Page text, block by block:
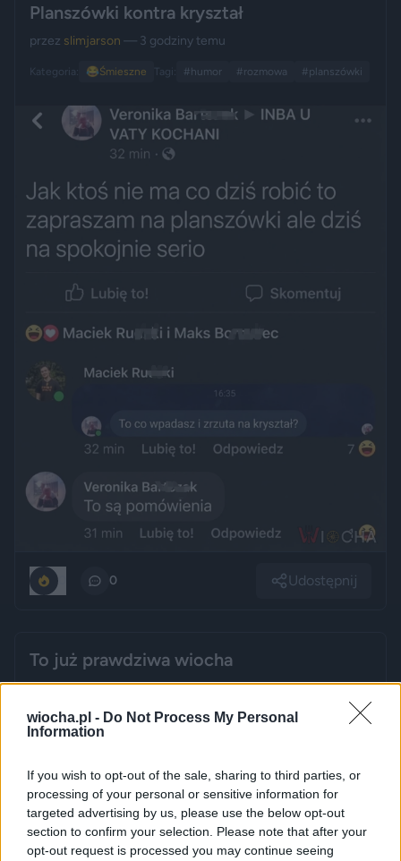
wiocha.pl - Do Not Process My Personal
Information
If you wish to opt-out of the sale, sharing to third parties, or
processing of your personal or sensitive information for
targeted advertising by us, please use the below opt-out
section to confirm your selection. Please note that after your
opt-out request is processed you may continue seeing
Planszówki kontra kryształ
przez slimjarson — 3 godziny temu
Kategoria: 😂Śmieszne Tagi: #humor #rozmowa #planszówki
0 Udostępnij
To już prawdziwa wiocha
przezbamboocza— 4 godziny temu
Kategoria: 🏛️ Polityka Tagi: #ukraina #polska
#alkohol
#kłopoty
#przemoc